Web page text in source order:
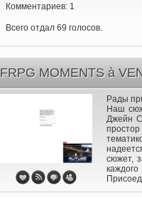
Комментариев: 1
Всего отдал 69 голосов.
FRPG MOMENTS à
Рады
Наш
Джейн
сюжет,